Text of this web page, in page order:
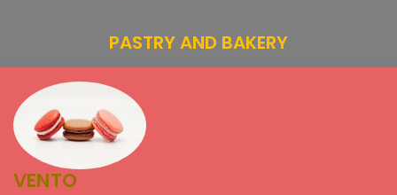
PASTRY AND BAKERY
VENTO